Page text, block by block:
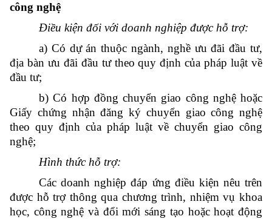
công nghệ
Điều kiện đối với doanh nghiệp được hỗ trợ:
a) Có dự án thuộc ngành, nghề ưu đãi đầu tư,
địa bàn ưu đãi đầu tư theo quy định của pháp luật về
đầu tư;
b) Có hợp đồng chuyển giao công nghệ hoặc
Giấy chứng nhận đăng ký chuyển giao công nghệ
theo quy định của pháp luật về chuyển giao công
nghệ;
Hình thức hỗ trợ:
Các doanh nghiệp đáp ứng điều kiện nêu trên
được hỗ trợ thông qua chương trình, nhiệm vụ khoa
học, công nghệ và đổi mới sáng tạo hoặc hoạt động